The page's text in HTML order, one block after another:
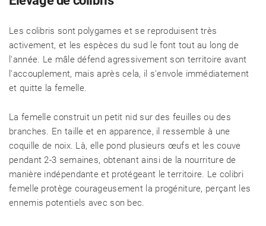
Les colibris sont polygames et se reproduisent très
activement, et les espèces du sud le font tout au long de
l'année. Le mâle défend agressivement son territoire avant
l'accouplement, mais après cela, il s'envole immédiatement
et quitte la femelle.
La femelle construit un petit nid sur des feuilles ou des
branches. En taille et en apparence, il ressemble à une
coquille de noix. Là, elle pond plusieurs œufs et les couve
pendant 2-3 semaines, obtenant ainsi de la nourriture de
manière indépendante et protégeant le territoire. Le colibri
femelle protège courageusement la progéniture, perçant les
ennemis potentiels avec son bec.